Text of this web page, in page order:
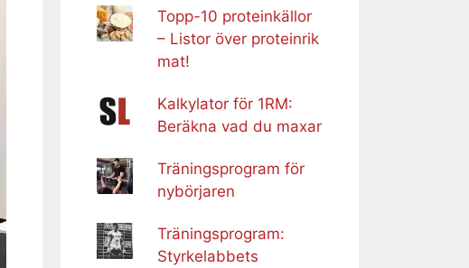
Topp-10 proteinkällor
– Listor över proteinrik
mat!
Kalkylator för 1RM:
Beräkna vad du maxar
Träningsprogram för
nybörjaren
Träningsprogram:
Styrkelabbets